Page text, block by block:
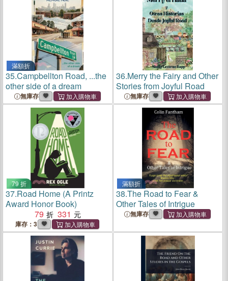
滿額折
35.Campbellton Road, ...the
other side of a dream
無庫存
36.Merry the Fairy and Other
Stories from Joyful Road
無庫存
79 折
37.Road Home (A Printz
Award Honor Book)
79
331
庫存：3
滿額折
38.The Road to Fear &
Other Tales of Intrigue
無庫存